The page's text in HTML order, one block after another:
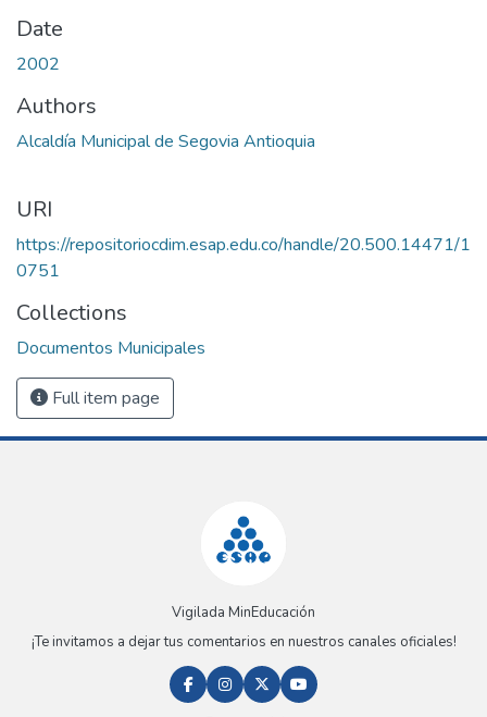
Date
2002
Authors
Alcaldía Municipal de Segovia Antioquia
URI
https://repositoriocdim.esap.edu.co/handle/20.500.14471/1
0751
Collections
Documentos Municipales
Full item page
Vigilada MinEducación
¡Te invitamos a dejar tus comentarios en nuestros canales oficiales!